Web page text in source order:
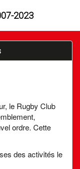
2023
le Rugby Club
ordre. Cette
des activités le